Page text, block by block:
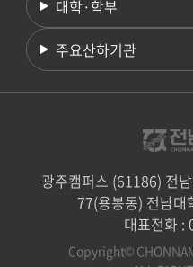
대학·학부
주요산하기관
광주캠퍼스 (61186) 전
77(용봉동) 전남대
대표전화 :
Copyright©